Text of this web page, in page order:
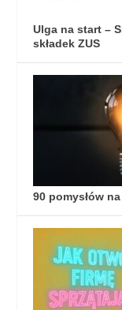
Ulga na start –
składek ZUS
90 pomysłów